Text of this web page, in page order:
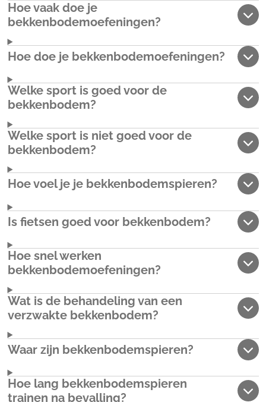
Hoe vaak doe je
bekkenbodemoefeningen?
Hoe doe je bekkenbodemoefeningen?
Welke sport is goed voor de
bekkenbodem?
Welke sport is niet goed voor de
bekkenbodem?
Hoe voel je je bekkenbodemspieren?
Is fietsen goed voor bekkenbodem?
Hoe snel werken
bekkenbodemoefeningen?
Wat is de behandeling van een
verzwakte bekkenbodem?
Waar zijn bekkenbodemspieren?
Hoe lang bekkenbodemspieren
trainen na bevalling?